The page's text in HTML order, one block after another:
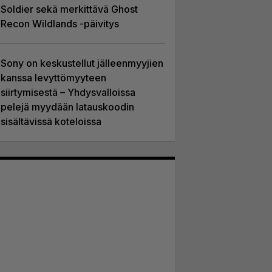
Soldier sekä merkittävä Ghost
Recon Wildlands -päivitys
Sony on keskustellut jälleenmyyjien
kanssa levyttömyyteen
siirtymisestä – Yhdysvalloissa
pelejä myydään latauskoodin
sisältävissä koteloissa